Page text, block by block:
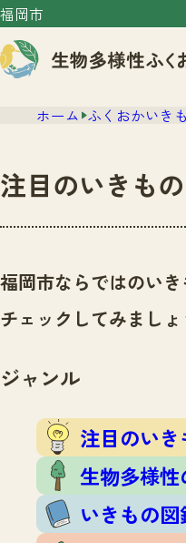
福岡市
センター紹介
センター紹介
サイトポリシー
ニュース
いきものガイド
注目のいきもの
生物多様性の
いきもの図鑑
おでかけコース
保全アクション
イベント
いきもの調査
調査レポート
調査レポート
マッチング
ホーム ふくおかいき
注目のいきもの
福岡市ならではのい
チェックしてみましょ
ジャンル
注目のいき
生物多様
いきもの図